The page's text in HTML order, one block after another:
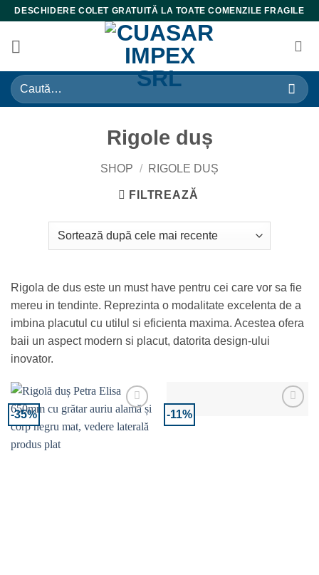
Skip
content
DESCHIDERE COLET GRATUITĂ LA TOATE COMENZILE FRAGILE
Caută
după:
Rigole duș
SHOP / RIGOLE DUȘ
FILTREAZĂ
Rigola de dus este un must have pentru cei care vor sa fie
mereu in tendinte. Reprezinta o modalitate excelenta de a
imbina placutul cu utilul si eficienta maxima. Acestea ofera
baii un aspect modern si placut, datorita design-ului
inovator.
-35% -11%